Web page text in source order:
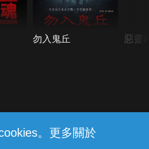
。更多關於
勿入鬼丘 惡靈